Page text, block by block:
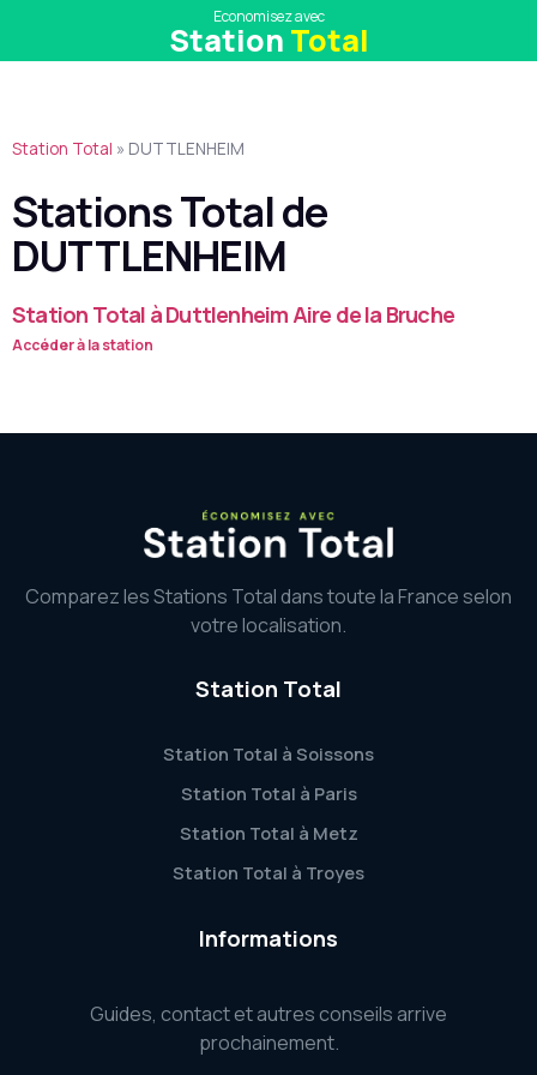
Economisez avec
Station Total
Station Total » DUTTLENHEIM
Stations Total de
DUTTLENHEIM
Station Total à Duttlenheim Aire de la Bruche
Accéder à la station
Comparez les Stations Total dans toute la France selon
votre localisation.
Station Total
Station Total à Soissons
Station Total à Paris
Station Total à Metz
Station Total à Troyes
Informations
Guides, contact et autres conseils arrive
prochainement.